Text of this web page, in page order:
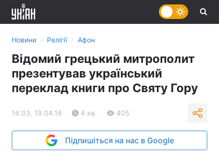
Новини › Релігії › Афон
Відомий грецький митрополит
презентував український
переклад книги про Святу Гору
16:03, 19.04.18 4 хв. 405
Підпишіться на нас в Google